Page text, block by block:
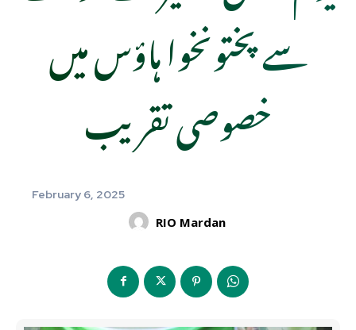
سے پختونخوا ہاؤس میں
خصوصی تقریب
February 6, 2025
RIO Mardan